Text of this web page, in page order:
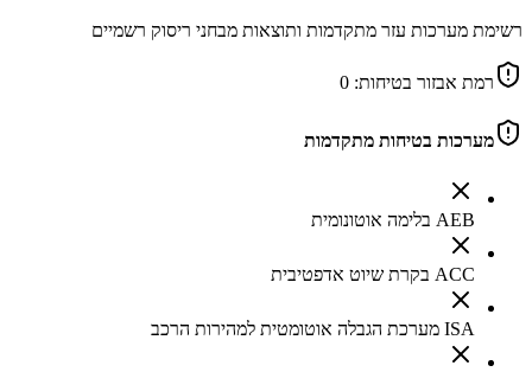
רשימת מערכות עזר מתקדמות ותוצאות מבחני ריסוק רשמיים
רמת אבזור בטיחות: 0
מערכות בטיחות מתקדמות
AEB בלימה אוטונומית
ACC בקרת שיוט אדפטיבית
ISA מערכת הגבלה אוטומטית למהירות הרכב